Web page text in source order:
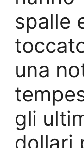
spalle
una
gli
dollari